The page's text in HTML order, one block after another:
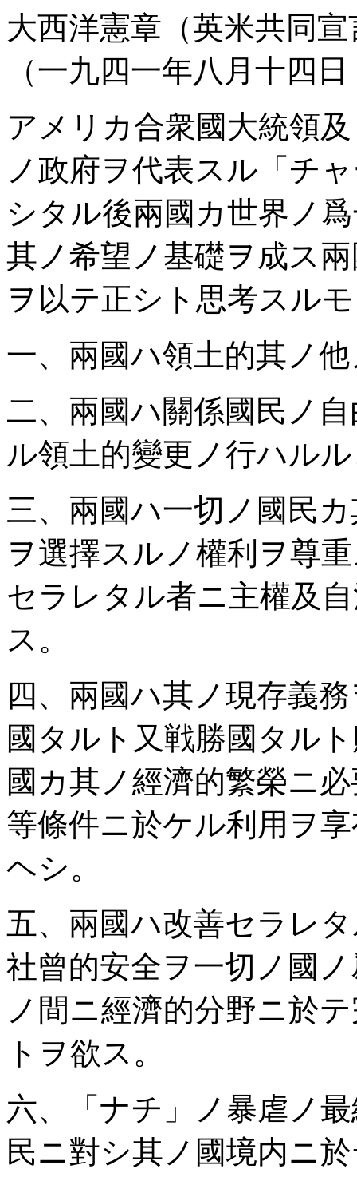
大西洋憲章（英米共同宣
（一九四一年八月十四
アメリカ合衆國大統領
ノ政府ヲ代表スル「チ
シタル後兩國カ世界ノ
其ノ希望ノ基礎ヲ成ス
ヲ以テ正シト思考スル
一、兩國ハ領土的其ノ
二、兩國ハ關係國民ノ
ル領土的變更ノ行ハル
三、兩國ハ一切ノ國民
ヲ選擇スルノ權利ヲ尊
セラレタル者ニ主權及
ス。
四、兩國ハ其ノ現存義
國タルト又戦勝國タル
國カ其ノ經濟的繁榮ニ
等條件ニ於ケル利用ヲ
ヘシ。
五、兩國ハ改善セラレ
社曾的安全ヲ一切ノ國
ノ間ニ經濟的分野ニ於
トヲ欲ス。
六、「ナチ」ノ暴虐ノ
民ニ對シ其ノ國境内ニ